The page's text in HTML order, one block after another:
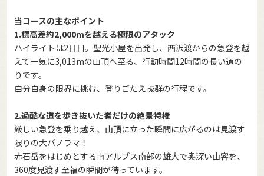
当コースの主なポイント
1.標高差約2,000mを越える極限のアタック
ハイライトは2日目。聖光小屋を出発し、西沢渡からの急登を越
えて一気に3,013mの山頂へ至る、行動時間12時間の長い道の
りです。
自分自身の限界に挑む、登りごたえ抜群の行程です。
2.過酷な道を歩き抜いた者だけの絶景特権
厳しい急登を乗り越え、山頂に立った瞬間に広がるのは見渡す
限りの大パノラマ！
赤石岳をはじめとする南アルプス南部の雄大で奥深い山容を、
360度見渡す至福の瞬間が待っています。